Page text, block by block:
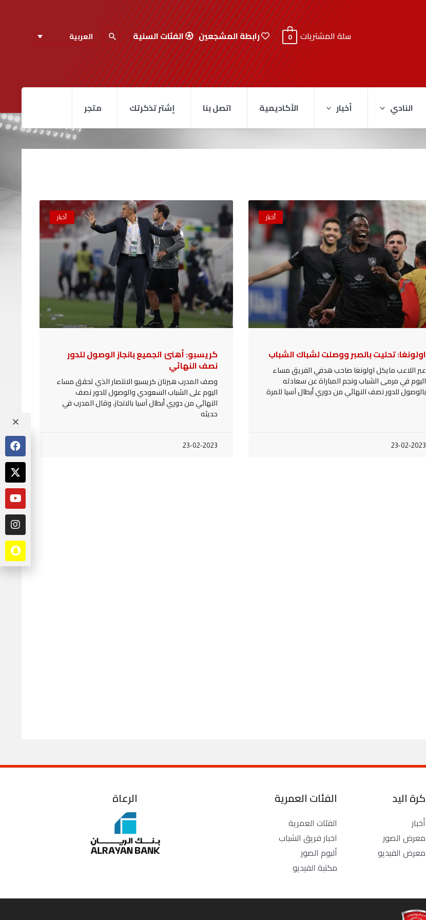
سلة المشتريات 0 رابطة المشجعين الفئات السنية العربية
النادي أخبار الأكاديمية اتصل بنا إشتر تذكرتك متجر
أخبار
اولونغا: تحليت بالصبر ووصلت لشباك الشباب
عبر اللاعب مايكل اولونغا صاحب هدفي الفريق مساء
اليوم في مرمى الشباب ونجم المباراة عن سعادته
بالوصول للدور نصف النهائي من دوري أبطال آسيا للمرة
23-02-2023
أخبار
كريسبو: أهنئ الجميع بانجاز الوصول للدور
نصف النهائي
وصف المدرب هيرنان كريسبو الانتصار الذي تحقق مساء
اليوم على الشباب السعودي والوصول للدور نصف
النهائي من دوري أبطال آسيا بالانجاز، وقال المدرب في
حديثه
23-02-2023
كرة اليد
أخبار
معرض الصور
معرض الفيديو
الفئات العمرية
الفئات العمرية
اخبار فريق الشباب
ألبوم الصور
مكتبة الفيديو
الرعاة